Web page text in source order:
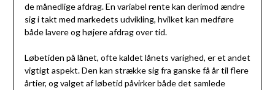
de månedlige afdrag. En variabel rente kan derimod ændre
sig i takt med markedets udvikling, hvilket kan medføre
både lavere og højere afdrag over tid.
Løbetiden på lånet, ofte kaldet lånets varighed, er et andet
vigtigt aspekt. Den kan strække sig fra ganske få år til flere
årtier, og valget af løbetid påvirker både det samlede